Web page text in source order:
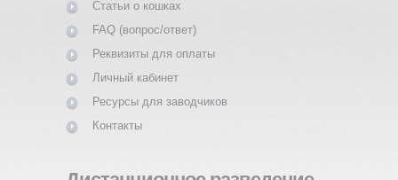
Статьи о кошках
FAQ (вопрос/ответ)
Реквизиты для оплаты
Личный кабинет
Ресурсы для заводчиков
Контакты